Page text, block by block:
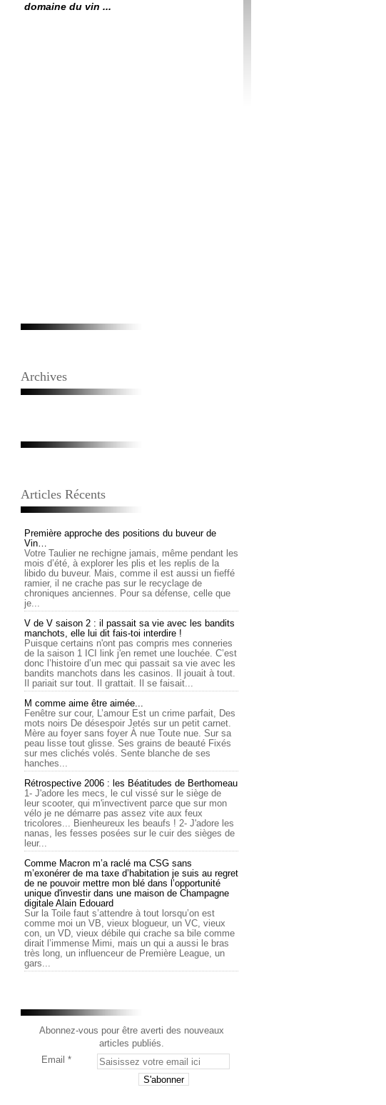
domaine du vin ...
Archives
Articles Récents
Première approche des positions du buveur de
Vin…
Votre Taulier ne rechigne jamais, même pendant les
mois d’été, à explorer les plis et les replis de la
libido du buveur. Mais, comme il est aussi un fieffé
ramier, il ne crache pas sur le recyclage de
chroniques anciennes. Pour sa défense, celle que
je...
V de V saison 2 : il passait sa vie avec les bandits
manchots, elle lui dit fais-toi interdire !
Puisque certains n'ont pas compris mes conneries
de la saison 1 ICI link j'en remet une louchée. C’est
donc l’histoire d’un mec qui passait sa vie avec les
bandits manchots dans les casinos. Il jouait à tout.
Il pariait sur tout. Il grattait. Il se faisait...
M comme aime être aimée...
Fenêtre sur cour, L’amour Est un crime parfait, Des
mots noirs De désespoir Jetés sur un petit carnet.
Mère au foyer sans foyer À nue Toute nue. Sur sa
peau lisse tout glisse. Ses grains de beauté Fixés
sur mes clichés volés. Sente blanche de ses
hanches...
Rétrospective 2006 : les Béatitudes de Berthomeau
1- J'adore les mecs, le cul vissé sur le siège de
leur scooter, qui m'invectivent parce que sur mon
vélo je ne démarre pas assez vite aux feux
tricolores... Bienheureux les beaufs ! 2- J'adore les
nanas, les fesses posées sur le cuir des sièges de
leur...
Comme Macron m’a raclé ma CSG sans
m’exonérer de ma taxe d’habitation je suis au regret
de ne pouvoir mettre mon blé dans l’opportunité
unique d'investir dans une maison de Champagne
digitale Alain Edouard
Sur la Toile faut s’attendre à tout lorsqu’on est
comme moi un VB, vieux blogueur, un VC, vieux
con, un VD, vieux débile qui crache sa bile comme
dirait l’immense Mimi, mais un qui a aussi le bras
très long, un influenceur de Première League, un
gars...
Abonnez-vous pour être averti des nouveaux
articles publiés.
Email